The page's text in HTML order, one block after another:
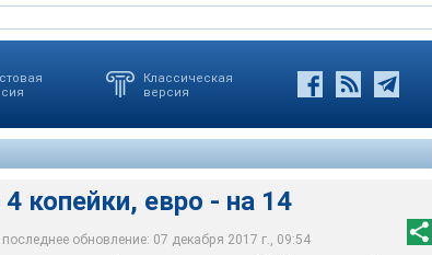
Классическая
версия
копейки, евро - на 14
обновление: 07 декабря 2017 г., 09:54